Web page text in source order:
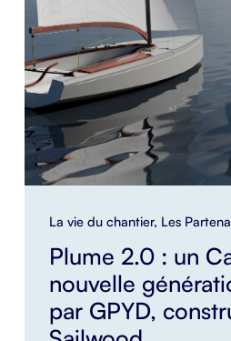
La vie du chantier, Les
Plume 2.0 : un
nouvelle
par GPYD,